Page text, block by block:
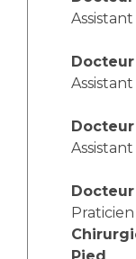
Vos
La Commission
Le projet des
Qualité
Nos
Liste des
Documents
Docteur
Docteur